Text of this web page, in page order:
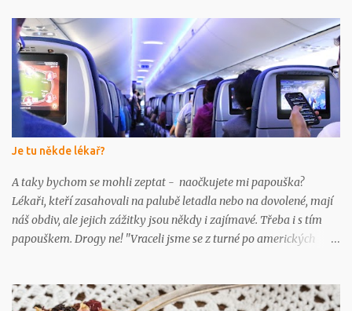
ř
e
Je tu někde lékař?
A taky bychom se mohli zeptat - naočkujete mi papouška?
Lékaři, kteří zasahovali na palubě letadla nebo na dovolené, mají
náš obdiv, ale jejich zážitky jsou někdy i zajímavé. Třeba i s tím
papouškem. Drogy ne! "Vraceli jsme se z turné po amerických
Strakonice, "a při letu z Chicaga do Frankfurtu jsme spolu s jednou